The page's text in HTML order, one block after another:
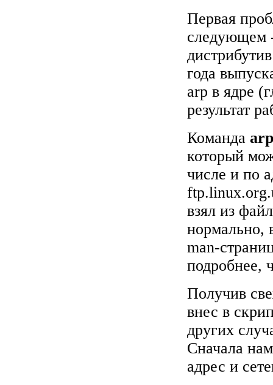
Первая
следующем
года
arp в ядре
результат
Команда
который
числе и по
взял из
нормально,
man-
подробнее,
Получив
внес в
других
Сначала
адрес и